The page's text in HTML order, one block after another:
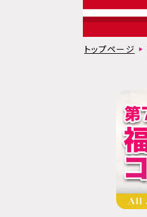
トップページ